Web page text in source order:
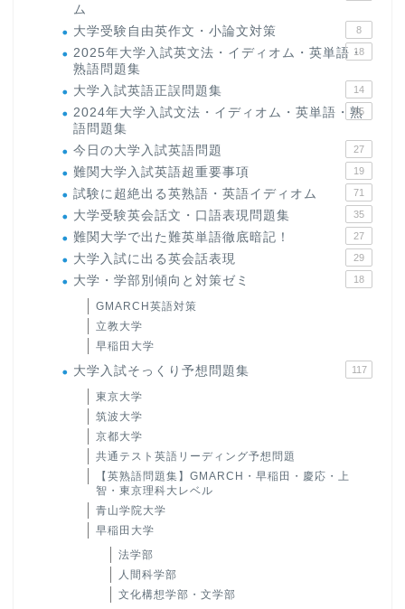
ム
大学受験自由英作文・小論文対策 8
2025年大学入試英文法・イディオム・英単語・
熟語問題集
18
大学入試英語正誤問題集 14
2024年大学入試文法・イディオム・英単語・熟
語問題集
15
今日の大学入試英語問題 27
難関大学入試英語超重要事項 19
試験に超絶出る英熟語・英語イディオム 71
大学受験英会話文・口語表現問題集 35
難関大学で出た難英単語徹底暗記！ 27
大学入試に出る英会話表現 29
大学・学部別傾向と対策ゼミ 18
GMARCH英語対策
立教大学
早稲田大学
大学入試そっくり予想問題集 117
東京大学
筑波大学
京都大学
共通テスト英語リーディング予想問題
【英熟語問題集】GMARCH・早稲田・慶応・上
智・東京理科大レベル
青山学院大学
早稲田大学
法学部
人間科学部
文化構想学部・文学部